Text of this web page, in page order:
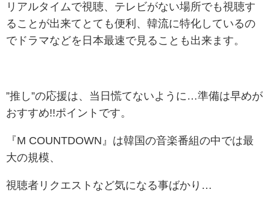
リアルタイムで視聴、テレビがない場所でも視聴す
ることが出来てとても便利、韓流に特化しているの
でドラマなどを日本最速で見ることも出来ます。
”推し”の応援は、当日慌てないように…準備は早めが
おすすめ!!ポイントです。
『M COUNTDOWN』は韓国の音楽番組の中では最
大の規模、
視聴者リクエストなど気になる事ばかり…